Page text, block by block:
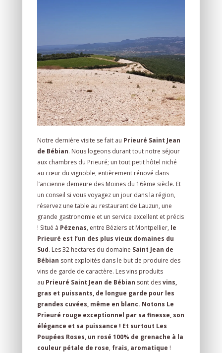
Notre dernière visite se fait au Prieuré Saint Jean
de Bébian. Nous logeons durant tout notre séjour
aux chambres du Prieuré; un tout petit hôtel niché
au cœur du vignoble, entièrement rénové dans
l’ancienne demeure des Moines du 16ème siècle. Et
un conseil si vous voyagez un jour dans la région,
réservez une table au restaurant de Lauzun, une
grande gastronomie et un service excellent et précis
! Situé à Pézenas, entre Béziers et Montpellier, le
Prieuré est l’un des plus vieux domaines du
Sud. Les 32 hectares du domaine Saint Jean de
Bébian sont exploités dans le but de produire des
vins de garde de caractère. Les vins produits
au Prieuré Saint Jean de Bébian sont desvins,
gras et puissants, de longue garde pour les
grandes cuvées, même en blanc. Notons Le
Prieuré rouge exceptionnel par sa finesse, son
élégance et sa puissance ! Et surtout Les
Poupées Roses, un rosé 100% de grenache à la
couleur pétale de rose, frais, aromatique !